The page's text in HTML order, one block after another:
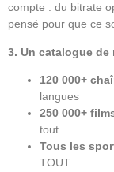
compte : du bitrate
pensé pour que ce
3. Un catalogue de
120 000+
langues
250 000+
tout
Tous les
TOUT